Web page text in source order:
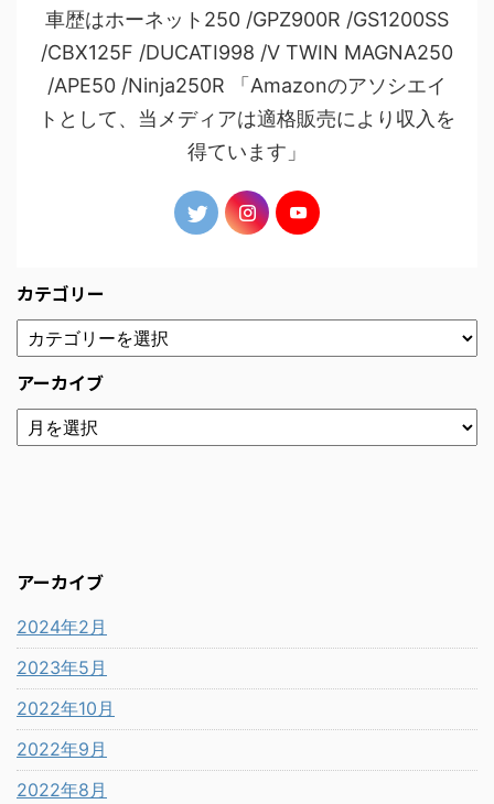
車歴はホーネット250 /GPZ900R /GS1200SS
/CBX125F /DUCATI998 /V TWIN MAGNA250
/APE50 /Ninja250R 「Amazonのアソシエイ
トとして、当メディアは適格販売により収入を
得ています」
カテゴリー
アーカイブ
アーカイブ
2024年2月
2023年5月
2022年10月
2022年9月
2022年8月